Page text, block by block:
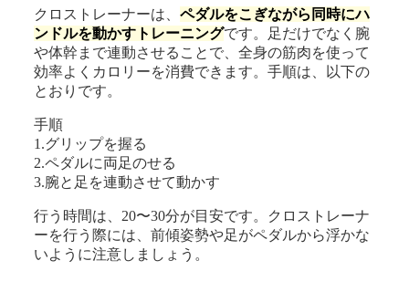
クロストレーナーは、ペダルをこぎながら同時にハ
ンドルを動かすトレーニングです。足だけでなく腕
や体幹まで連動させることで、全身の筋肉を使って
効率よくカロリーを消費できます。手順は、以下の
とおりです。
手順
1.グリップを握る
2.ペダルに両足のせる
3.腕と足を連動させて動かす
行う時間は、20〜30分が目安です。クロストレーナ
ーを行う際には、前傾姿勢や足がペダルから浮かな
いように注意しましょう。